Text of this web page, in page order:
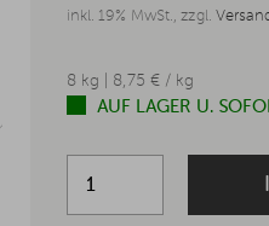
inkl. 19% MwSt., zzgl.
8 kg | 8,75 € / kg
AUF LAGER U.